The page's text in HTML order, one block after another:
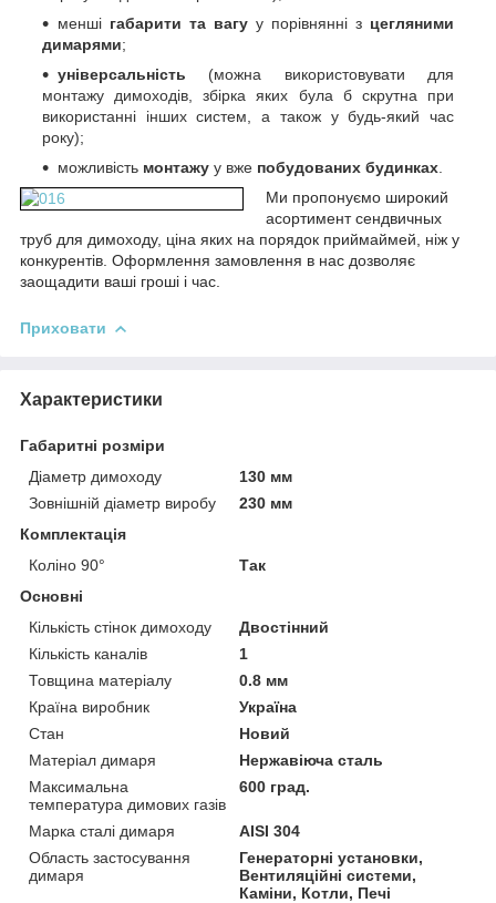
менші габарити та вагу у порівнянні з цегляними
димарями;
універсальність (можна використовувати для
монтажу димоходів, збірка яких була б скрутна при
використанні інших систем, а також у будь-який час
року);
можливість монтажу у вже побудованих будинках
Ми пропонуємо широкий
асортимент сендвичных
труб для димоходу, ціна яких на порядок приймаймей, ніж у
конкурентів. Оформлення замовлення в нас дозволяє
заощадити ваші гроші і час.
Приховати
Характеристики
Габаритні розміри
Діаметр димоходу
130 мм
Зовнішній діаметр виробу
230 мм
Комплектація
Коліно 90°
Так
Основні
Кількість стінок димоходу
Двостінний
Кількість каналів
1
Товщина матеріалу
0.8 мм
Країна виробник
Україна
Стан
Новий
Матеріал димаря
Нержавіюча сталь
Максимальна
температура димових газів
600 град.
Марка сталі димаря
AISI 304
Область застосування
димаря
Генераторні установки,
Вентиляційні системи,
Каміни, Котли, Печі